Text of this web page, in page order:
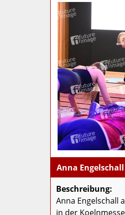
Anna Engelschall
Beschreibung:
Anna Engelschall
in der